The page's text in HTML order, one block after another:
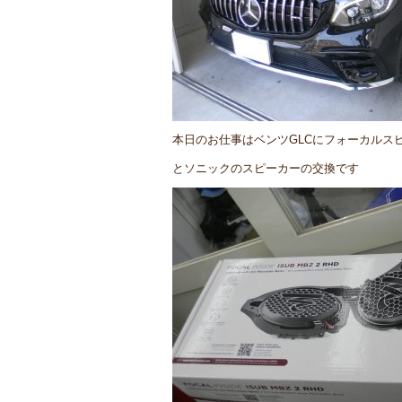
本日のお仕事はベンツGLCにフォーカルス
とソニックのスピーカーの交換です